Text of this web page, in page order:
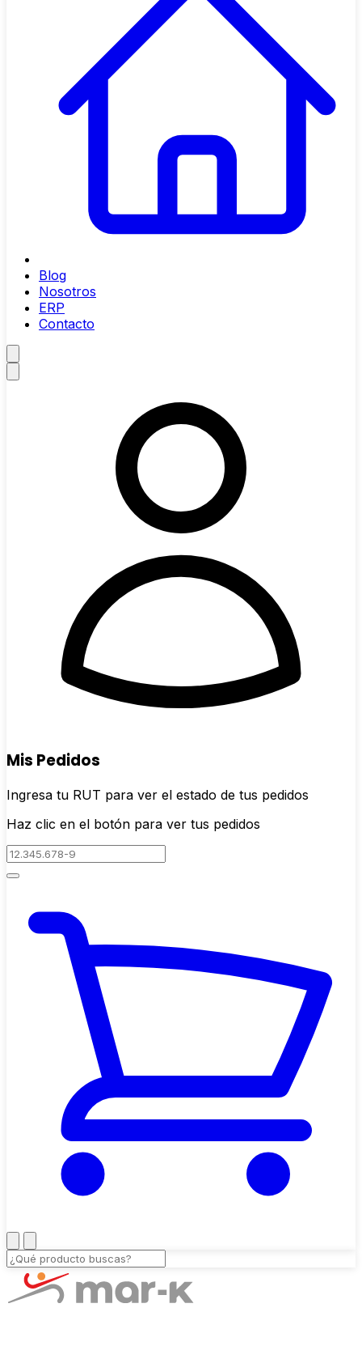
Blog
Nosotros
ERP
Contacto
Mis Pedidos
Ingresa tu RUT para ver el estado de tus pedidos
Haz clic en el botón para ver tus pedidos